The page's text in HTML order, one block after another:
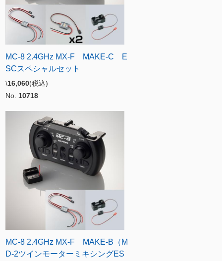
MC-8 2.4GHz MX-F MAKE-C E
SCスペシャルセット
\16,060(税込)
No. 10718
MC-8 2.4GHz MX-F MAKE-B（M
D-2ツインモーターミキシングES